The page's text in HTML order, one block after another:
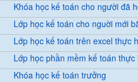
Khóa học kế toán cho người đã
Lớp học kế toán cho nguời mới
Lớp học kế toán trên excel thực
Lớp học phần mềm kế toán
Khóa học kế toán trưởng